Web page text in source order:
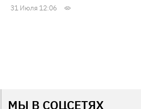
31 Июля 12:06
МЫ В СОЦСЕТЯХ